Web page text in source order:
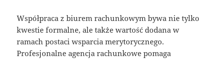
Współpraca z biurem rachunkowym bywa nie tylko
kwestie formalne, ale także wartość dodana w
ramach postaci wsparcia merytorycznego.
Profesjonalne agencja rachunkowe pomaga